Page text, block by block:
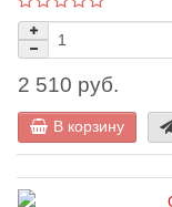
2 510 руб.
В корзину